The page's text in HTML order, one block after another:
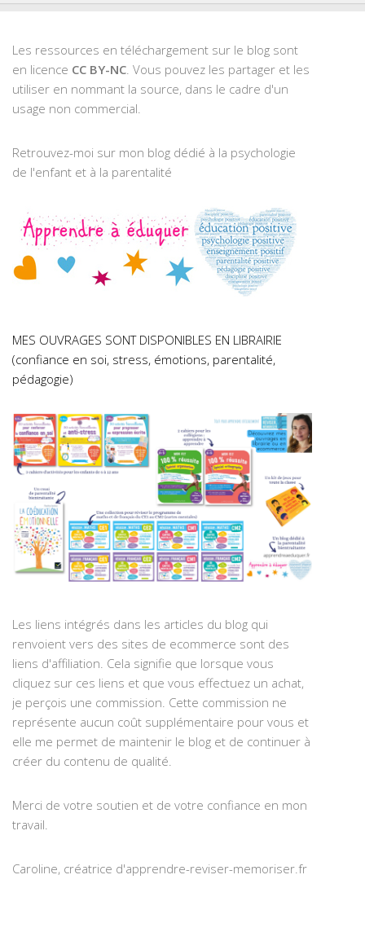
Les ressources en téléchargement sur le blog sont
en licence CC BY-NC . Vous pouvez les partager et les
utiliser en nommant la source, dans le cadre d'un
usage non commercial.
Retrouvez-moi sur mon blog dédié à la psychologie
de l'enfant et à la parentalité
MES OUVRAGES SONT DISPONIBLES EN LIBRAIRIE
(confiance en soi, stress, émotions, parentalité,
pédagogie)
Les liens intégrés dans les articles du blog qui
renvoient vers des sites de ecommerce sont des
liens d'affiliation. Cela signifie que lorsque vous
cliquez sur ces liens et que vous effectuez un achat,
je perçois une commission. Cette commission ne
représente aucun coût supplémentaire pour vous et
elle me permet de maintenir le blog et de continuer à
créer du contenu de qualité.
Merci de votre soutien et de votre confiance en mon
travail.
Caroline, créatrice d'apprendre-reviser-memoriser.fr